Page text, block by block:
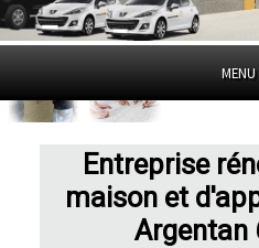
MENU
Entreprise
maison et
Argentan